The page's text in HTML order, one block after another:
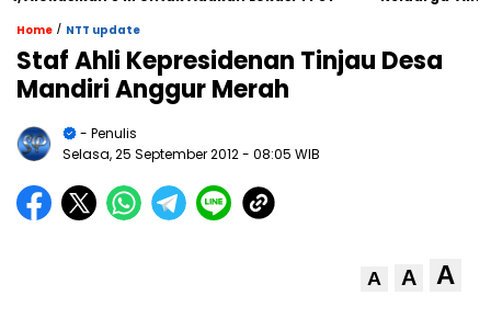
Home / NTT update
Staf Ahli Kepresidenan Tinjau Desa
Mandiri Anggur Merah
- Penulis
Selasa, 25 September 2012- 08:05 WIB
A A A